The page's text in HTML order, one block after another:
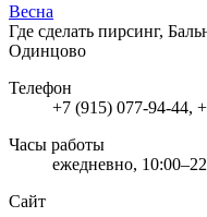
Весна
Где сделать пирсинг,
Одинцово
Телефон
+7 (915) 077-94-44,
Часы работы
ежедневно,
Сайт